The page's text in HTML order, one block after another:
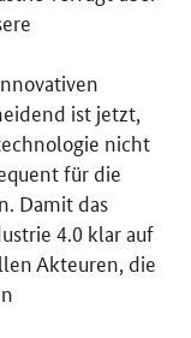
ist jetzt,
nicht
für die
Damit das
4.0 klar auf
Akteuren, die